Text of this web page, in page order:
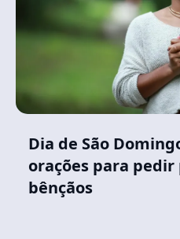
Dia de São
orações para pedir
bênçãos